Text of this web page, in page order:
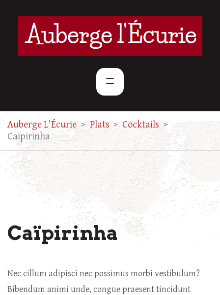
Auberge L'Écurie > Plats > Cocktails >
Caïpirinha
Caïpirinha
Nec cillum adipisci nec possimus morbi vestibulum?
Bibendum animi unde, congue praesent tincidunt